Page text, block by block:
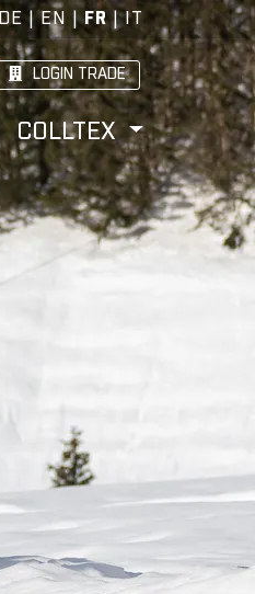
DE |EN | FR| IT
LOGIN TRADE
COLLTEX